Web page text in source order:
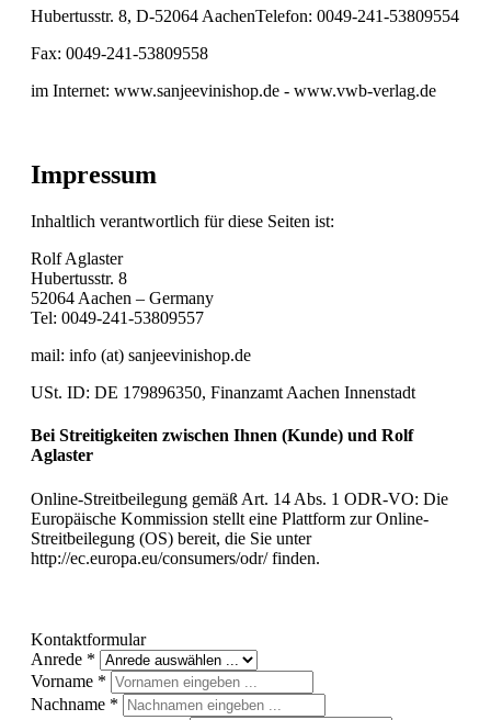
Hubertusstr. 8, D-52064 AachenTelefon: 0049-241-53809554
Fax: 0049-241-53809558
im Internet: www.sanjeevinishop.de - www.vwb-verlag.de
Impressum
Inhaltlich verantwortlich für diese Seiten ist:
Rolf Aglaster
Hubertusstr. 8
52064 Aachen – Germany
Tel: 0049-241-53809557
mail: info (at) sanjeevinishop.de
USt. ID: DE 179896350, Finanzamt Aachen Innenstadt
Bei Streitigkeiten zwischen Ihnen (Kunde) und Rolf
Aglaster
Online-Streitbeilegung gemäß Art. 14 Abs. 1 ODR-VO: Die
Europäische Kommission stellt eine Plattform zur Online-
Streitbeilegung (OS) bereit, die Sie unter
http://ec.europa.eu/consumers/odr/ finden.
Kontaktformular
Anrede *
Vorname *
Nachname *